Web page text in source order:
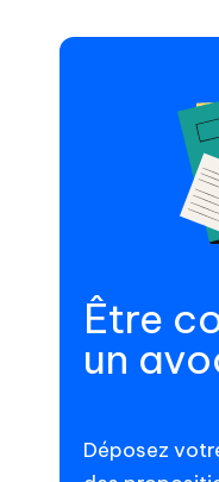
Être
un
Déposez